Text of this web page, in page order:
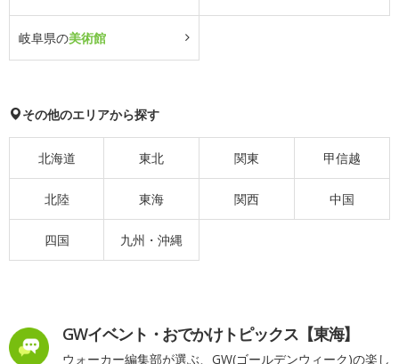
岐阜県の美術館
その他のエリアから探す
北海道 東北 関東 甲信越
北陸 東海 関西 中国
四国 九州・沖縄
GWイベント・おでかけトピックス【東海】
ウォーカー編集部が選ぶ、GW(ゴールデンウィーク)の楽し